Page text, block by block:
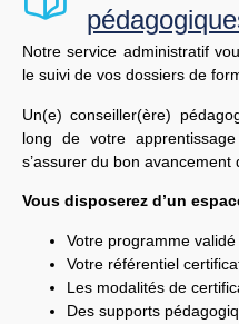
Notre service administratif
le suivi de vos dossiers de
Un(e) conseiller(ère)
long de votre
s’assurer du bon avancement
Vous disposerez d’un
Votre programme validé
Votre référentiel
Les modalités de
Des supports